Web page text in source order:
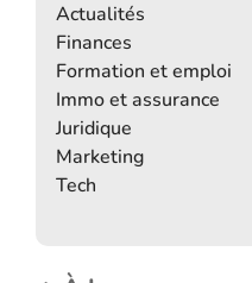
Actualités
Finances
Formation et emploi
Immo et assurance
Juridique
Marketing
Tech